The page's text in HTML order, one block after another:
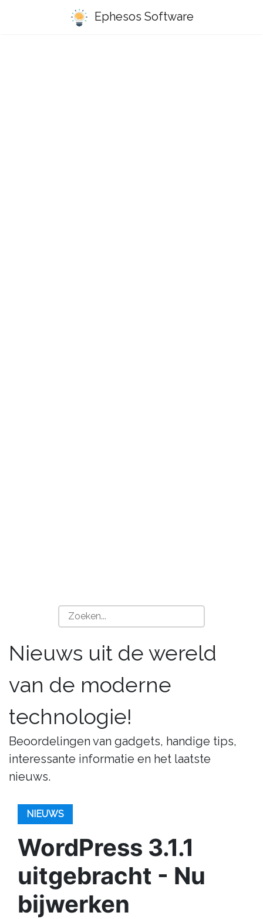
Ephesos Software
Nieuws uit de wereld
van de moderne
technologie!
Beoordelingen van gadgets, handige tips,
interessante informatie en het laatste
nieuws.
NIEUWS
WordPress 3.1.1
uitgebracht - Nu
bijwerken